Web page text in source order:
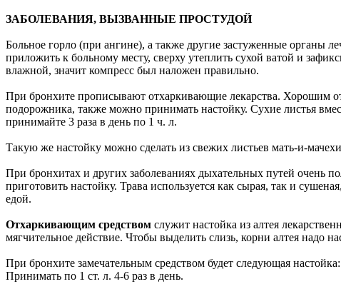
ЗАБОЛЕВАНИЯ, ВЫЗВАННЫЕ ПРОСТУДОЙ
Больное горло (при ангине), а также другие застуженные органы
приложить к больному месту, сверху утеплить сухой ватой и
влажной, значит компресс был наложен правильно.
При бронхите прописывают отхаркивающие лекарства. Хорошим
подорожника, также можно принимать настойку. Сухие листья
принимайте 3 раза в день по 1 ч. л.
Такую же настойку можно сделать из свежих листьев мать-и-
При бронхитах и других заболеваниях дыхательных путей очень
приготовить настойку. Трава используется как сырая, так и
едой.
Отхаркивающим средством служит настойка из алтея
мягчительное действие. Чтобы выделить слизь, корни алтея надо
При бронхите замечательным средством будет следующая
Принимать по 1 ст. л. 4-6 раз в день.